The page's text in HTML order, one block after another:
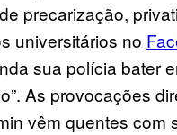
precarização,
universitários no
sua polícia bater
As provocações
vêm quentes